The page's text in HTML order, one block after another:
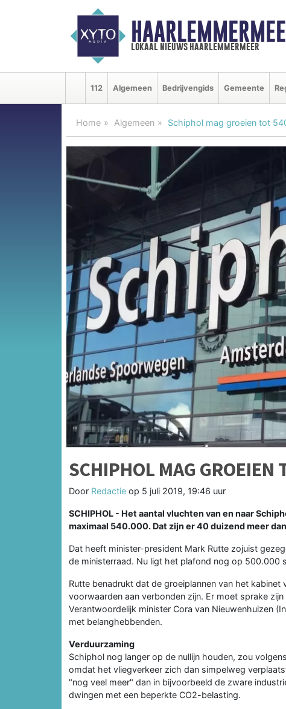
lokaal nieuws haarlemmermeer
112 Algemeen Bedrijvengids Gemeente
Home Algemeen Schiphol mag groeien tot
SCHIPHOL MAG
Door Redactie op 5 juli 2019, 19:46 uur
SCHIPHOL - Het aantal vluchten van en naar
maximaal 540.000. Dat zijn er 40 duizend meer
Dat heeft minister-president Mark Rutte zojuist
de ministerraad. Nu ligt het plafond nog op 500.000
Rutte benadrukt dat de groeiplannen van het
voorwaarden aan verbonden zijn. Er moet sprake
Verantwoordelijk minister Cora van Nieuwenhuizen
met belanghebbenden.
Verduurzaming
Schiphol nog langer op de nullijn houden, zou
omdat het vliegverkeer zich dan simpelweg
"nog veel meer" dan in bijvoorbeeld de zware
dwingen met een beperkte CO2-belasting.